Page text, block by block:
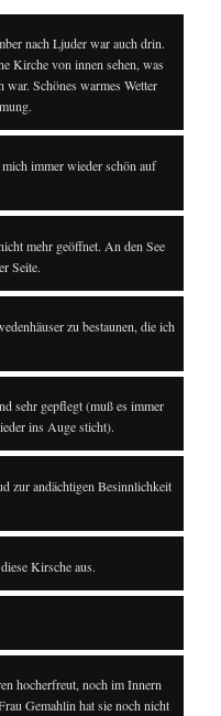
nach Ljuder war auch drin.
Kirche von innen sehen, was
Schönes warmes Wetter
immer wieder schön auf
mehr geöffnet. An den See
Seite.
zu bestaunen, die ich
sehr gepflegt (muß es immer
ins Auge sticht).
zur andächtigen Besinnlichkeit
Kirsche aus.
hocherfreut, noch im Innern
Gemahlin hat sie noch nicht